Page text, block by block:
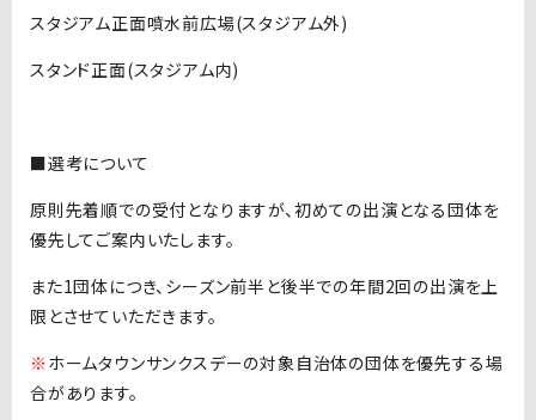
スタジアム正面噴水前広場(スタジアム外)
スタンド正面(スタジアム内)
■選考について
原則先着順での受付となりますが、初めての出演となる団体を
優先してご案内いたします。
また1団体につき、シーズン前半と後半での年間2回の出演を上
限とさせていただきます。
※ ホームタウンサンクスデーの対象自治体の団体を優先する場
合があります。